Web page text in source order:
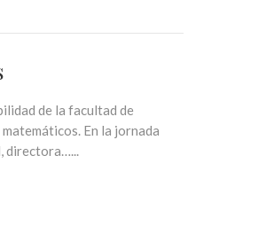
de la facultad de
En la jornada
directora…...